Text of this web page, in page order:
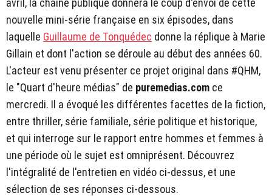
avril, la chaîne publique donnera le coup d'envoi de cette
nouvelle mini-série française en six épisodes, dans
laquelle Guillaume de Tonquédec donne la réplique à Marie
Gillain et dont l'action se déroule au début des années 60.
L'acteur est venu présenter ce projet original dans #QHM,
le "Quart d'heure médias" de puremedias.com ce
mercredi. Il a évoqué les différentes facettes de la fiction,
entre thriller, série familiale, série politique et historique,
et qui interroge sur le rapport entre hommes et femmes à
une période où le sujet est omniprésent. Découvrez
l'intégralité de l'entretien en vidéo ci-dessus, et une
sélection de ses réponses ci-dessous.